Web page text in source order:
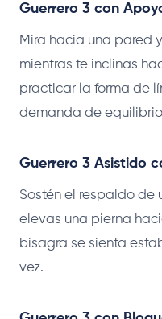
Guerrero 3 con
Mira hacia una pared
mientras te inclinas
practicar la forma de
demanda de
Guerrero 3 Asistido
Sostén el respaldo de
elevas una pierna
bisagra se sienta
vez.